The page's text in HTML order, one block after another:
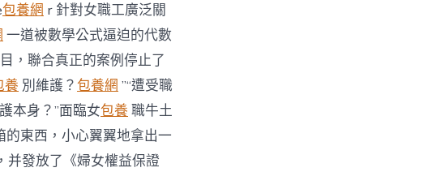
包養網 r 針對女職工廣泛關
一道被數學公式逼迫的代數
，聯合真正的案例停止了
養 別維護？包養網 ”“遭受職
本身？”面臨女包養 職牛土
的東西，小心翼翼地拿出一
并發放了《婦女權益保證